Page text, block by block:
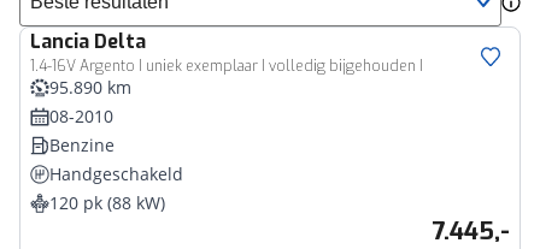
Sorteer resultaten
Lancia Delta
1.4-16V Argento I uniek exemplaar I volledig bijgehouden I
95.890 km
08-2010
Benzine
Handgeschakeld
120 pk (88 kW)
7.445,-